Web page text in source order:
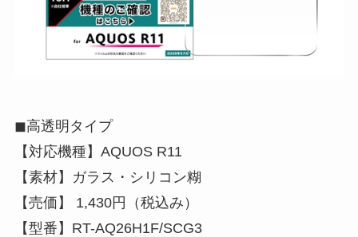
◼︎高透明タイプ
【対応機種】AQUOS R11
【素材】ガラス・シリコン糊
【売価】 1,430円（税込み）
【型番】RT-AQ26H1F/SCG3